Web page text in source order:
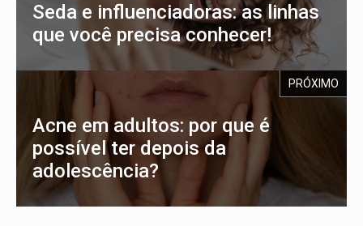
Seda e influenciadoras: as linhas
que você precisa conhecer!
PRÓXIMO
Acne em adultos: por que é
possível ter depois da
adolescência?